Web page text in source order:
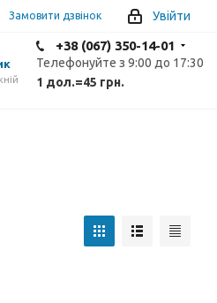
Увійти
Замовити дзвінок
+38 (067) 350-14-01
Телефонуйте з 9:00 до 17:30
1 дол.=45 грн.